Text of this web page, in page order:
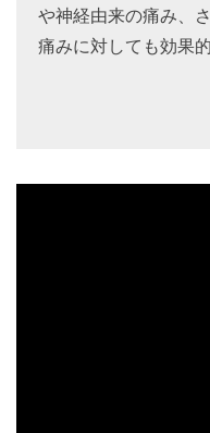
や神経由来の痛み、
痛みに対しても効果的